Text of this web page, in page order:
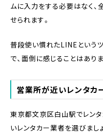
ムに入力をする必要はなく
せられます。
普段使い慣れたLINEという
で、面倒に感じることはありま
営業所が近いレンタカ
東京都文京区白山駅でレン
いレンタカー業者を選びまし